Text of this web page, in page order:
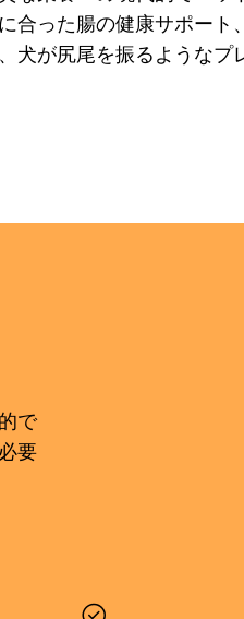
合った腸の健康サポート
犬が尻尾を振るようなプ
で
要